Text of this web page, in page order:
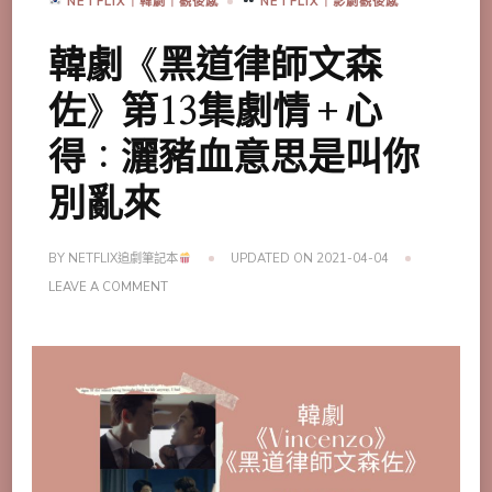
韓劇《黑道律師文森
佐》第13集劇情＋心
得：灑豬血意思是叫你
別亂來
BY NETFLIX追劇筆記本 UPDATED ON 2021-04-04
LEAVE A COMMENTON
師
文
森
佐》
第
13